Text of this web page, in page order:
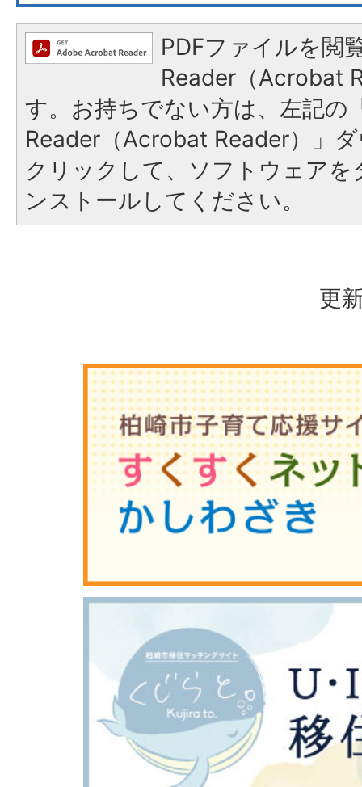
PDFファイルを閲
Reader（Acrobat
す。お持ちでない方は、左記の
Reader（Acrobat Reader）」
クリックして、ソフトウェア
ンストールしてください。
更